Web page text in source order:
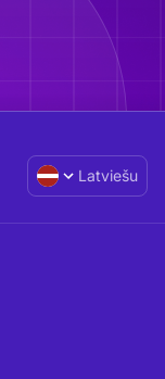
Latviešu